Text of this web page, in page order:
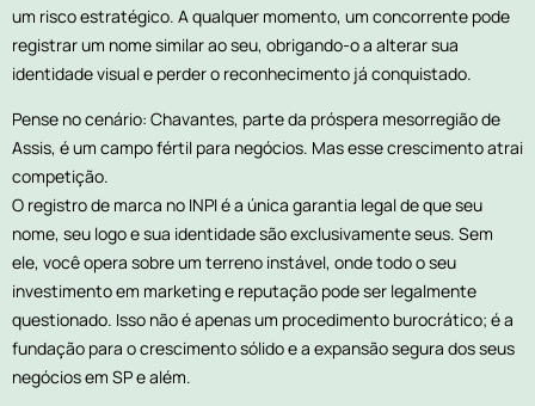
um risco estratégico. A qualquer momento, um concorrente pode
registrar um nome similar ao seu, obrigando-o a alterar sua
identidade visual e perder o reconhecimento já conquistado.
Pense no cenário: Chavantes, parte da próspera mesorregião de
Assis, é um campo fértil para negócios. Mas esse crescimento atrai
competição.
O registro de marca no INPI é a única garantia legal de que seu
nome, seu logo e sua identidade são exclusivamente seus. Sem
ele, você opera sobre um terreno instável, onde todo o seu
investimento em marketing e reputação pode ser legalmente
questionado. Isso não é apenas um procedimento burocrático; é a
fundação para o crescimento sólido e a expansão segura dos seus
negócios em SP e além.